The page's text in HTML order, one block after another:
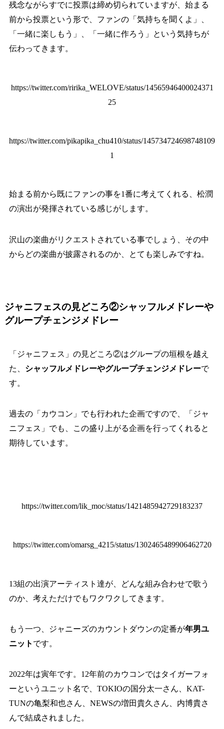
残念ながらすでに投票は締め切られていますが、始まる
前から投票という形で、ファンの「気持ちを聞くよ」、
「一緒に楽しもう」、「一緒に作ろう」という気持ちが
伝わってきます。
https://twitter.com/ririka_WELOVE/status/14565946400024371
25
https://twitter.com/pikapika_chu410/status/145734724698748109
1
始まる前から既にファンの事を1番に考えてくれる、松潤
の演出が発揮されている感じがします。
沢山の楽曲がリクエストされている事でしょう、その中
からどの楽曲が披露されるのか、とても楽しみですね。
ジャニフェスの見どころ②シャッフルメドレーや
グループチェンジメドレー
「ジャニフェス」の見どころ②はグループの垣根を越え
た、 シャッフルメドレーやグループチェンジメドレーで
す。
過去の「カウコン」でも行われた企画ですので、「ジャ
ニフェス」でも、この盛り上がる企画を行ってくれると
期待しています。
https://twitter.com/lik_moc/status/1421485942729183237
https://twitter.com/omarsg_4215/status/1302465489906462720
13組の出演アーティスト達が、どんな組み合わせで歌う
のか、考えただけでもワクワクしてきます。
もう一つ、ジャニーズのカウントダウンの定番が年男ユ
ニット です。
2022年は寅年です。12年前のカウコンではタイガーフォ
ーというユニット名で、TOKIOの国分太一さん、KAT-
TUNの亀梨和也さん、NEWSの増田貴久さん、内博貴さ
んで結成されました。